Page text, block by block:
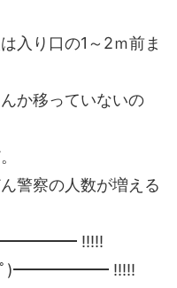
入り口の1～2ｍ前ま
か移っていないの
警察の人数が増える
!!!!!
)━━━━━━ !!!!!